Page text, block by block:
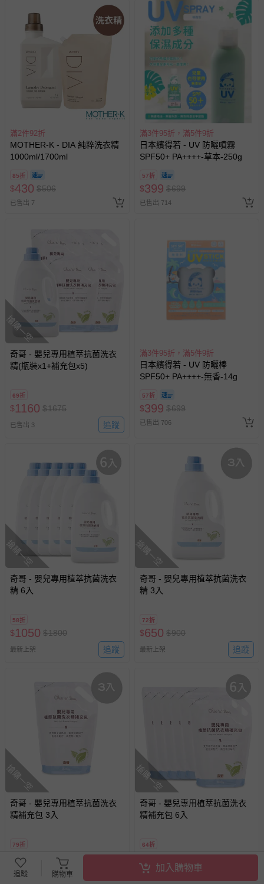
滿2件92折
MOTHER-K - DIA 純粹洗衣精
1000ml/1700ml
85折
$430 $506
已售出 7
滿3件95折，滿5件9折
日本繽得若 - UV 防曬噴霧
SPF50+ PA++++-草本-250g
57折
$399 $699
已售出 714
搶購一空
奇哥 - 嬰兒專用植萃抗菌洗衣
精(瓶裝x1+補充包x5)
69折
$1160 $1675
已售出 3 追蹤
滿3件95折，滿5件9折
日本繽得若 - UV 防曬棒
SPF50+ PA++++-無香-14g
57折
$399 $699
已售出 706
搶購一空
奇哥 - 嬰兒專用植萃抗菌洗衣
精 6入
58折
$1050 $1800
最新上架 追蹤
搶購一空
奇哥 - 嬰兒專用植萃抗菌洗衣
精 3入
72折
$650 $900
最新上架 追蹤
搶購一空
奇哥 - 嬰兒專用植萃抗菌洗衣
精補充包 3入
79折
650
已售出 1
搶購一空
奇哥 - 嬰兒專用植萃抗菌洗衣
精補充包 6入
64折
$1050 $1650
最新上架
追蹤 購物車
加入購物車